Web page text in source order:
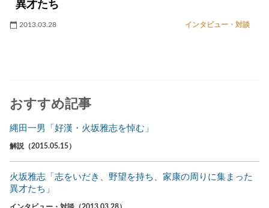
異才たち
2013.03.28 インタビュー・対談
おすすめ記事
縄田一男「好漢・火坂雅志を悼む」
解説（2015.05.15）
火坂雅志「志をいだき、野望を持ち、家康の周りに集まった
異才たち」